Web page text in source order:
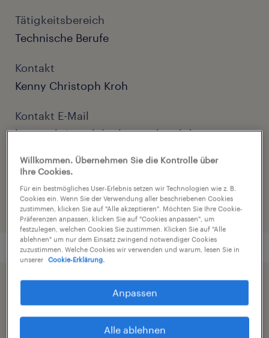
Tätigkeitsbereich
Technische Berufe
Kontakt
Kenny Christoph Kroh
Kontakt E-Mail
kenny.christoph.kroh@randstad.de
Referenznummer
Beschleunigen Sie die Jobsuche durch die
Freigabe Ihres Profils
Willkommen. Übernehmen Sie die Kontrolle über
Ihre Cookies.
Für ein bestmögliches User-Erlebnis setzen wir Technologien wie z. B.
Cookies ein. Wenn Sie der Verwendung aller beschriebenen Cookies
zustimmen, klicken Sie auf "Alle akzeptieren". Möchten Sie Ihre Cookie-
Präferenzen anpassen, klicken Sie auf "Cookies anpassen", um
festzulegen, welchen Cookies Sie zustimmen. Klicken Sie auf "Alle
ablehnen" um nur dem Einsatz zwingend notwendiger Cookies
zuzustimmen. Welche Cookies wir verwenden und warum, lesen Sie in
unserer
Cookie-Erklärung.
Anpassen
Alle ablehnen